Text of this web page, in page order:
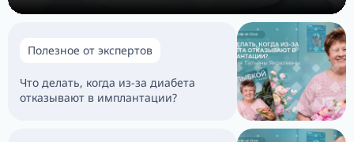
Полезное от экспертов
Что делать, когда из-за диабета
отказывают в имплантации?